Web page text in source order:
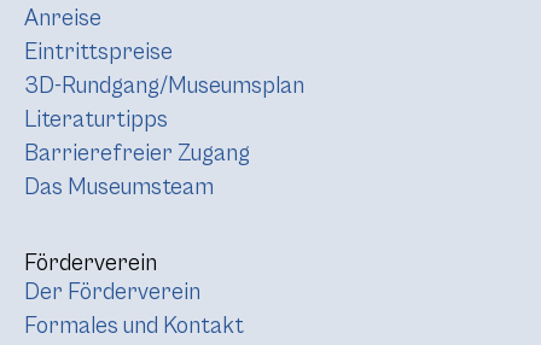
Anreise
Eintrittspreise
3D-Rundgang/Museumsplan
Literaturtipps
Barrierefreier Zugang
Das Museumsteam
Förderverein
Der Förderverein
Formales und Kontakt